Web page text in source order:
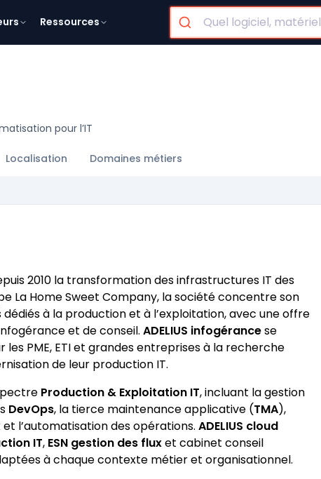
Ressources
pour l’IT
Localisation Domaines métiers
2010 la transformation des infrastructures IT des
La Home Sweet Company, la société concentre son
à la production et à l’exploitation, avec une offre
et de conseil. ADELIUS infogérancese
PME, ETI et grandes entreprises à la recherche
de leur production IT.
Production & Exploitation IT, incluant la gestion
DevOps, la tierce maintenance applicative (TMA),
l’automatisation des opérations. ADELIUS cloud
IT, ESN gestion des fluxet cabinet conseil
à chaque contexte métier et organisationnel.